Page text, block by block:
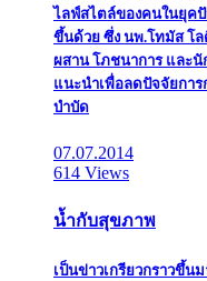
ไลฟ์สไตล์ของคนในยุคปั
ขึ้นด้วย ซึ่ง นพ.โทมัส โ
ผสาน โภชนาการ และ
แนะนำเพื่อลดปัจจัยกา
บำบัด
07.07.2014
614 Views
น้ำกับสุขภาพ
เป็นข่าวเกรียวกราวขึ้น